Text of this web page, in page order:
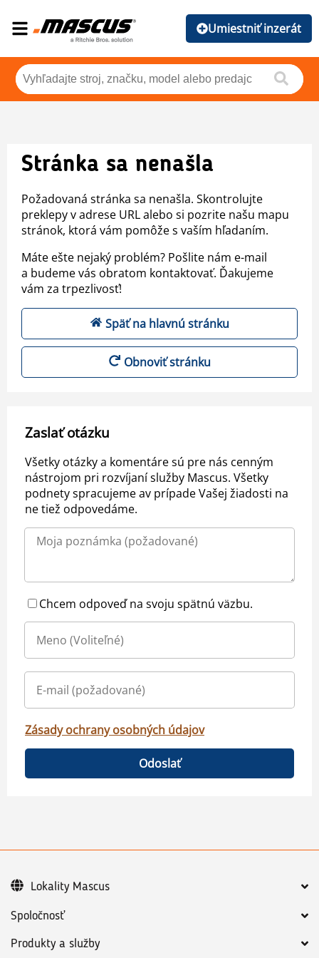
Umiestniť inzerát
Stránka sa nenašla
Požadovaná stránka sa nenašla. Skontrolujte
preklepy v adrese URL alebo si pozrite našu mapu
stránok, ktorá vám pomôže s vaším hľadaním.
Máte ešte nejaký problém? Pošlite nám e-mail
a budeme vás obratom kontaktovať. Ďakujeme
vám za trpezlivosť!
Späť na hlavnú stránku
Obnoviť stránku
Zaslať otázku
Všetky otázky a komentáre sú pre nás cenným
nástrojom pri rozvíjaní služby Mascus. Všetky
podnety spracujeme av prípade Vašej žiadosti na
ne tiež odpovedáme.
Chcem odpoveď na svoju spätnú väzbu.
Zásady ochrany osobných údajov
Odoslať
Spoločnosť
Produkty a služby
Lokality Mascus